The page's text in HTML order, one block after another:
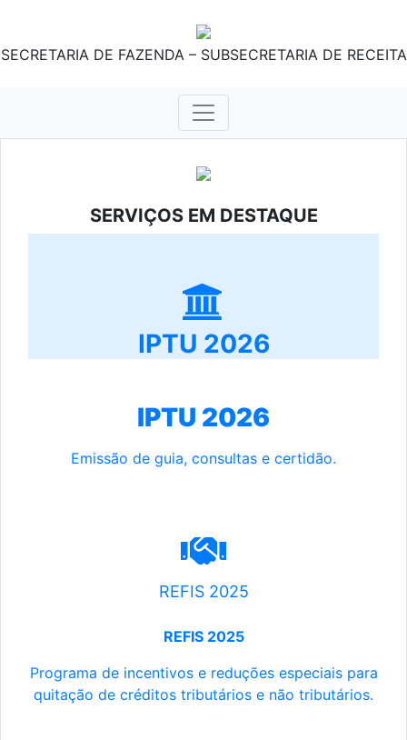
SECRETARIA DE FAZENDA – SUBSECRETARIA DE RECEITA
SERVIÇOS EM DESTAQUE
IPTU 2026
IPTU 2026
Emissão de guia, consultas e certidão.
REFIS 2025
REFIS 2025
Programa de incentivos e reduções especiais para
quitação de créditos tributários e não tributários.